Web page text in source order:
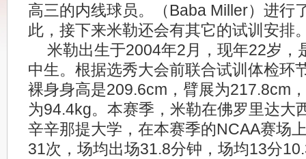
高三的内线球员。（Baba Miller）进行
此，接下来米勒还会有其它的试训安排
米勒出生于2004年2月，现年22岁，
中生。根据选秀大会前联合试训体检环
裸身身高是209.6cm，臂展为217.8cm
为94.4kg。本赛季，米勒在佛罗里达大
辛辛那提大学，在本赛季的NCAA赛场
31次，场均出场31.8分钟，场均13分